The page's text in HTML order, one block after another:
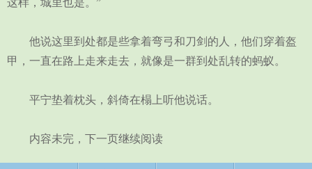
这样，城里也是。”
他说这里到处都是些拿着弯弓和刀剑的人，他们穿着盔
甲，一直在路上走来走去，就像是一群到处乱转的蚂蚁。
平宁垫着枕头，斜倚在榻上听他说话。
内容未完，下一页继续阅读